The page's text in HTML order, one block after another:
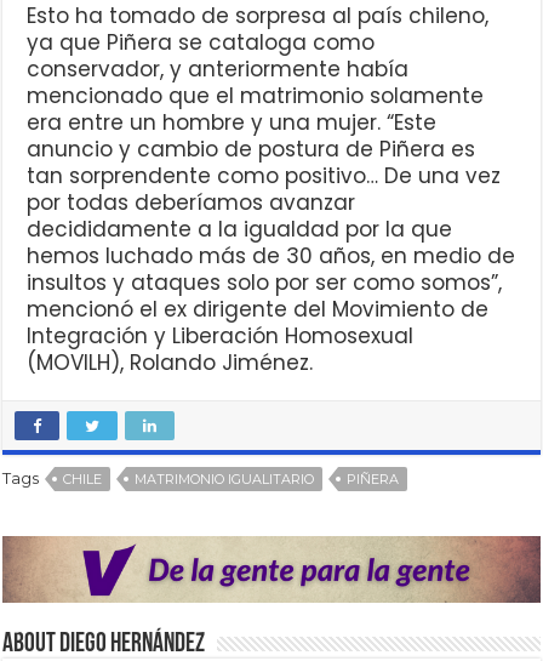
Esto ha tomado de sorpresa al país chileno,
ya que Piñera se cataloga como
conservador, y anteriormente había
mencionado que el matrimonio solamente
era entre un hombre y una mujer. “Este
anuncio y cambio de postura de Piñera es
tan sorprendente como positivo… De una vez
por todas deberíamos avanzar
decididamente a la igualdad por la que
hemos luchado más de 30 años, en medio de
insultos y ataques solo por ser como somos”,
mencionó el ex dirigente del Movimiento de
Integración y Liberación Homosexual
(MOVILH), Rolando Jiménez.
Tags CHILE MATRIMONIO IGUALITARIO PIÑERA
About Diego Hernández